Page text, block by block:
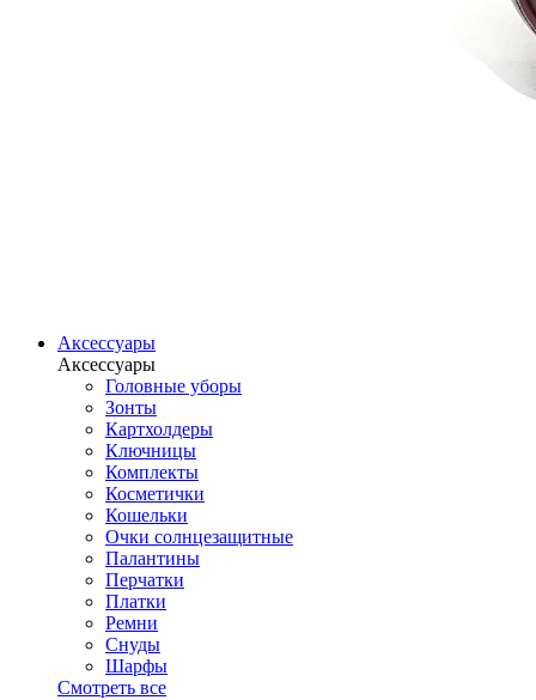
Аксессуары
Аксессуары
Головные уборы
Зонты
Картхолдеры
Ключницы
Комплекты
Косметички
Кошельки
Очки солнцезащитные
Палантины
Перчатки
Платки
Ремни
Снуды
Шарфы
Смотреть все